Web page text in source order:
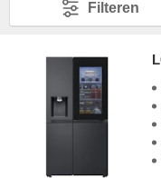
koelgedeelte boven het
French door
Filteren